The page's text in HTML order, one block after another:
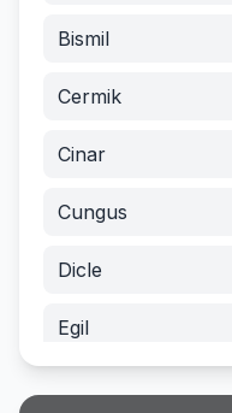
Bismil
Cermik
Cinar
Cungus
Dicle
Egil